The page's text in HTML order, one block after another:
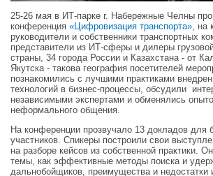
25-26 мая в ИТ-парке г. Набережные Челны
конференция «Цифровизация транспорта» ,
руководители и собственники транспортных
представители из ИТ-сферы и дилеры
страны, 34 города России и Казахстана - от
Якутска - такова география посетителей
познакомились с лучшими практиками
технологий в бизнес-процессы, обсудили
независимыми экспертами и обменялись
неформального общения.
На конференции прозвучало 13 докладов для
участников. Спикеры построили свои
на разборе кейсов из собственной практики.
темы, как эффективные методы поиска и
дальнобойщиков, преимущества и недостатки